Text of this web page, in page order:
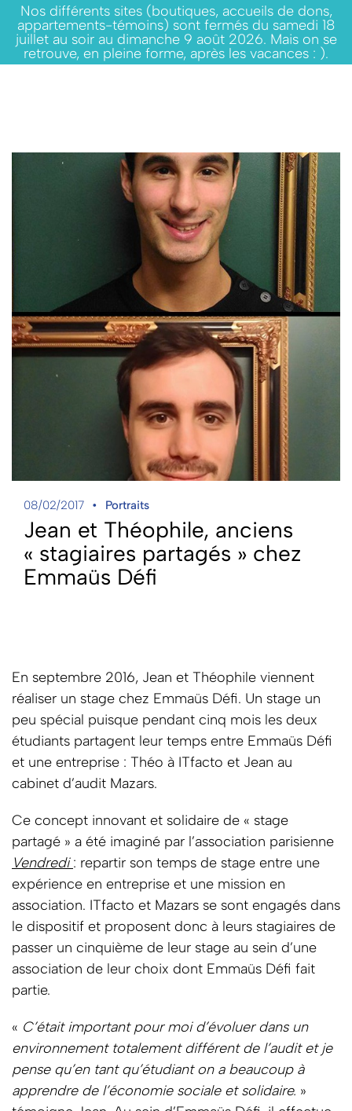
Nos différents sites (boutiques, accueils de dons,
appartements-témoins) sont fermés du samedi 18
juillet au soir au dimanche 9 août 2026. Mais on se
retrouve, en pleine forme, après les vacances : ).
08/02/2017 Portraits
Jean et Théophile, anciens
« stagiaires partagés » chez
Emmaüs Défi
En septembre 2016, Jean et Théophile viennent
réaliser un stage chez Emmaüs Défi. Un stage un
peu spécial puisque pendant cinq mois les deux
étudiants partagent leur temps entre Emmaüs Défi
et une entreprise : Théo à ITfacto et Jean au
cabinet d’audit Mazars.
Ce concept innovant et solidaire de « stage
partagé » a été imaginé par l’association parisienne
Vendredi : repartir son temps de stage entre une
expérience en entreprise et une mission en
association. ITfacto et Mazars se sont engagés dans
le dispositif et proposent donc à leurs stagiaires de
passer un cinquième de leur stage au sein d’une
association de leur choix dont Emmaüs Défi fait
partie.
« C’était important pour moi d’évoluer dans un
environnement totalement différent de l’audit et je
pense qu’en tant qu’étudiant on a beaucoup à
apprendre de l’économie sociale et solidaire. »